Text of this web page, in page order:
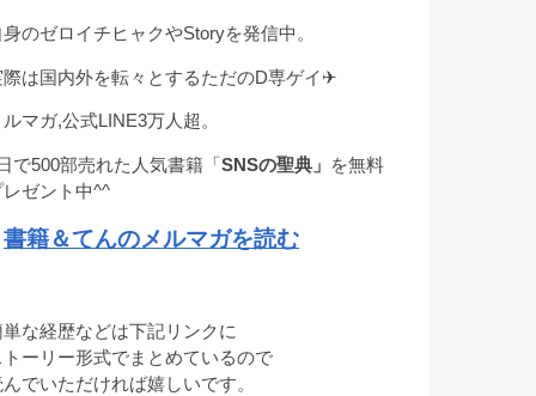
のゼロイチヒャクやStoryを発信中。
際は国内外を転々とするただのD専ゲイ✈︎
マガ,公式LINE3万人超。
で500部売れた人気書籍「 SNSの聖典」
を無料
レゼント中^^
書籍＆てんのメルマガを読む
単な経歴などは下記リンクに
トーリー形式でまとめているので
でいただければ嬉しいです。